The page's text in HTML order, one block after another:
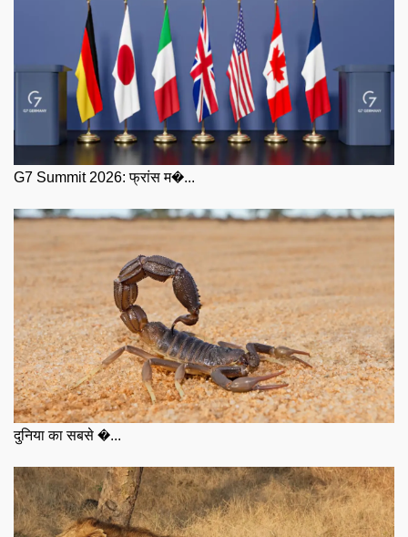
G7 Summit 2026: फ्रांस म�...
दुनिया का सबसे �...